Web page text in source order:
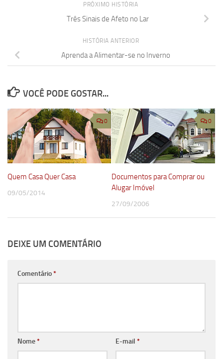
PRÓXIMO HISTÓRIA
Três Sinais de Afeto no Lar
HISTÓRIA ANTERIOR
Aprenda a Alimentar-se no Inverno
VOCÊ PODE GOSTAR...
0
Quem Casa Quer Casa
09/05/2014
0
Documentos para Comprar ou
Alugar Imóvel
27/09/2006
DEIXE UM COMENTÁRIO
Comentário*
Nome* E-mail *